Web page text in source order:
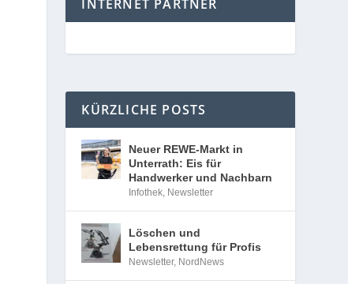
INTERNET PARTNER
KÜRZLICHE POSTS
Neuer REWE-Markt in
Unterrath: Eis für
Handwerker und Nachbarn
Infothek, Newsletter
Löschen und
Lebensrettung für Profis
Newsletter, NordNews